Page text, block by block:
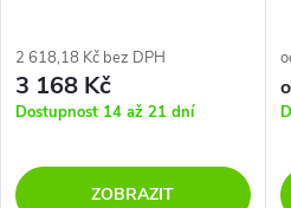
2 618,18 Kč bez DPH
3 168 Kč
Dostupnost 14 až 21 dní
ZOBRAZIT